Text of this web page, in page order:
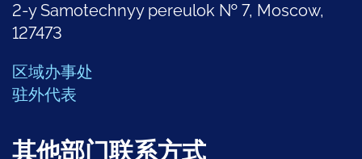
2-y Samotechnyy pereulok № 7, Moscow,
127473
区域办事处
驻外代表
其他部门联系方式